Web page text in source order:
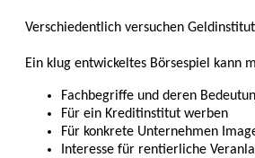
Verschiedentlich versuchen
Ein klug entwickeltes Börsespiel kann
Fachbegriffe und deren
Für ein Kreditinstitut werben
Für konkrete Unternehmen
Interesse für rentierliche